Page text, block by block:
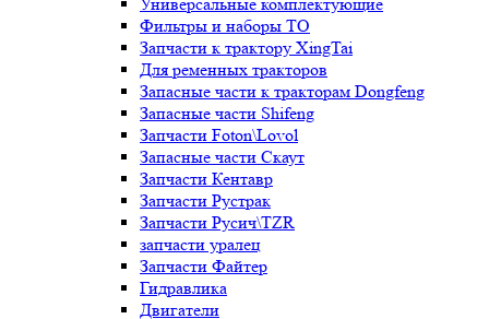
Фильтры и наборы ТО
Запчасти к трактору XingTai
Для ременных тракторов
Запасные части к тракторам Dongfeng
Запасные части Shifeng
Запчасти Foton\Lovol
Запасные части Скаут
Запчасти Кентавр
Запчасти Рустрак
Запчасти Русич\TZR
запчасти уралец
Запчасти Файтер
Гидравлика
Двигатели